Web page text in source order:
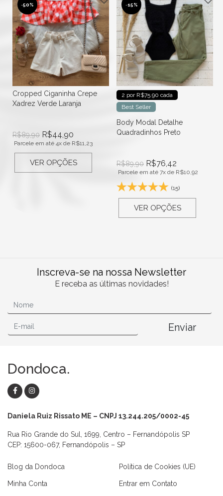
-50%
Cropped Ciganinha Crepe
Xadrez Verde Laranja
R$89,90 R$44,90
Parcele em até 4x de R$11,23
VER OPÇÕES
-15%
2 por R$75.90 cada
Best Seller
Body Modal Detalhe
Quadradinhos Preto
R$89,90 R$76,42
Parcele em até 7x de R$10,92
(15)
VER OPÇÕES
Inscreva-se na nossa Newsletter
E receba as últimas novidades!
Enviar
Dondoca.
Daniela Ruiz Rissato ME – CNPJ 13.244.205/0002-45
Rua Rio Grande do Sul, 1699, Centro – Fernandópolis SP
CEP: 15600-067, Fernandópolis – SP
Blog da Dondoca
Minha Conta
Política de Cookies (UE)
Entrar em Contato